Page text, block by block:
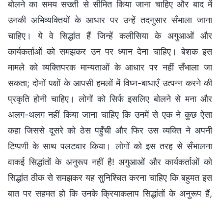
बोलने का समय सख्ती से सीमित किया जाना चाहिए और बाद में
उनकी अभिव्यक्तियों के आधार पर उन्हें तदनुसार सँभाला जाना
चाहिए। ये वे सिद्धांत हैं जिन्हें कलीसिया के अगुआओं और
कार्यकर्ताओं को समझकर उन पर ध्यान देना चाहिए। बेशक इस
मामले को व्यक्तिपरक मान्यताओं के आधार पर नहीं सँभाला जा
सकता; दोनों पक्षों के आपसी हमलों में विघ्न-बाधाएँ उत्पन्न करने की
प्रकृति होनी चाहिए। लोगों को सिर्फ इसलिए बोलने से मना और
अलग-थलग नहीं किया जाना चाहिए कि उनमें से एक ने कुछ ऐसा
कहा जिससे दूसरे को ठेस पहुँची और फिर उस व्यक्ति ने अपनी
टिप्पणी के साथ पलटवार किया। लोगों को इस तरह से सँभालना
वाकई सिद्धांतों के अनुरूप नहीं है! अगुआओं और कार्यकर्ताओं को
सिद्धांत ठीक से समझकर यह सुनिश्चित करना चाहिए कि बहुमत इस
बात पर सहमत हो कि उनके क्रियाकलाप सिद्धांतों के अनुरूप हैं,